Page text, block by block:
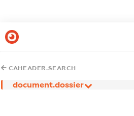
CAHEADER.SEARCH
document.dossier